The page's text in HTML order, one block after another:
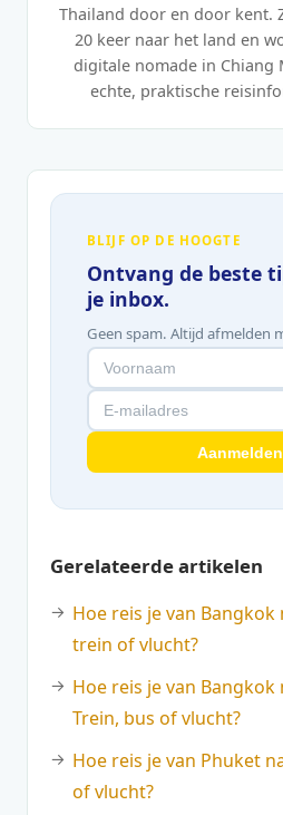
Thailand door en door kent.
20 keer naar het land en
digitale nomade in Chiang
echte, praktische
BLIJF OP DE HOOGTE
Ontvang de beste
je inbox.
Geen spam. Altijd afmelden
Gerelateerde artikelen
Hoe reis je van Bangkok
trein of vlucht?
Hoe reis je van Bangkok
Trein, bus of vlucht?
Hoe reis je van Phuket
of vlucht?